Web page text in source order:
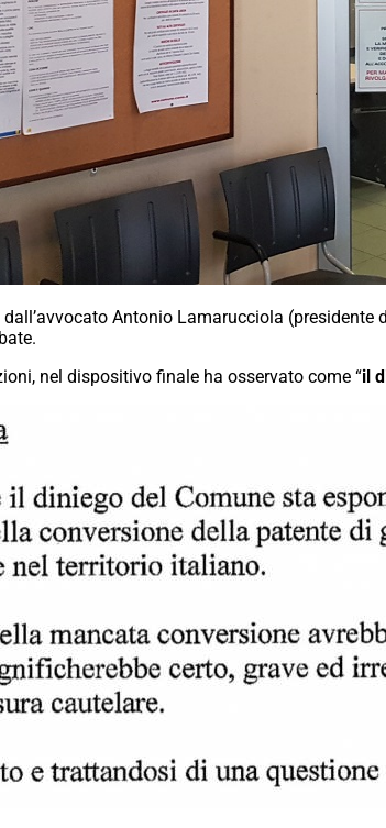
Antonio Lamarucciola
nel dispositivo finale ha osservato come “il